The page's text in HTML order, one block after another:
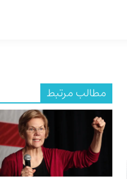
مطالب مرتبط